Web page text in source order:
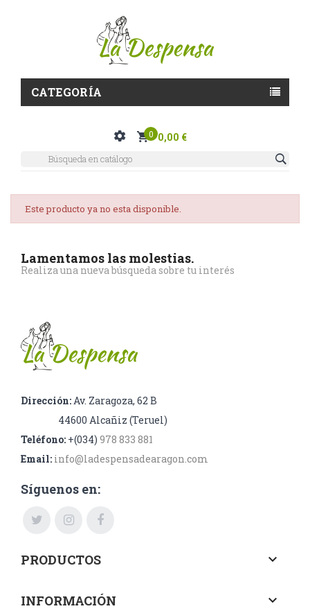
CATEGORÍA
0 0,00 €
Este producto ya no esta disponible.
Lamentamos las molestias.
Realiza una nueva búsqueda sobre tu interés
Dirección:Av. Zaragoza, 62 B
44600 Alcañiz (Teruel)
Teléfono: +(034) 978 833 881
Email: info@ladespensadearagon.com
Síguenos en:
PRODUCTOS keyboard_arrow_down
INFORMACIÓN keyboard_arrow_down